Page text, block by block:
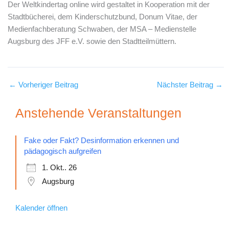
Der Weltkindertag online wird gestaltet in Kooperation mit der
Stadtbücherei, dem Kinderschutzbund, Donum Vitae, der
Medienfachberatung Schwaben, der MSA – Medienstelle
Augsburg des JFF e.V. sowie den Stadtteilmüttern.
← Vorheriger Beitrag Nächster Beitrag →
Anstehende Veranstaltungen
Fake oder Fakt? Desinformation erkennen und
pädagogisch aufgreifen
1. Okt.. 26
Augsburg
Kalender öffnen